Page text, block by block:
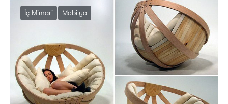
İç Mimari Mobilya